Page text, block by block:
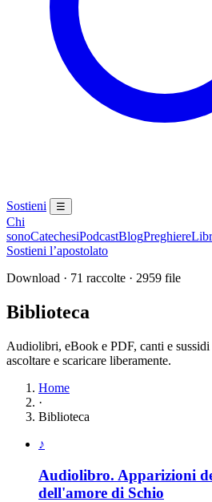
Sostieni ☰
Chi
sonoCatechesiPodcastBlogPreghiere
Sostieni l’apostolato
Download · 71 raccolte · 2959 file
Biblioteca
Audiolibri, eBook e PDF, canti e sussidi
ascoltare e scaricare liberamente.
Home
·
Biblioteca
Elenco delle raccolte
♪
Audiolibro. Apparizioni
dell'amore di Schio